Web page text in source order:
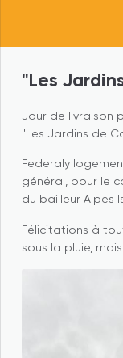
"Les
Jour de livraison
"Les Jardins de
Federaly
général, pour le
du bailleur Alpes
Félicitations à
sous la pluie,